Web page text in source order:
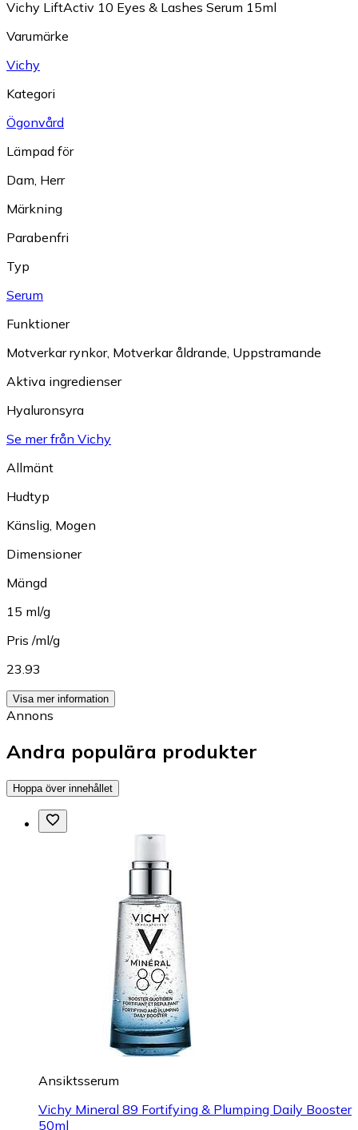
Vichy LiftActiv 10 Eyes & Lashes Serum 15ml
Varumärke
Vichy
Kategori
Ögonvård
Lämpad för
Dam, Herr
Märkning
Parabenfri
Typ
Serum
Funktioner
Motverkar rynkor, Motverkar åldrande, Uppstramande
Aktiva ingredienser
Hyaluronsyra
Se mer från Vichy
Allmänt
Hudtyp
Känslig, Mogen
Dimensioner
Mängd
15 ml/g
Pris /ml/g
23.93
Visa mer information
Annons
Andra populära produkter
Hoppa över innehållet
Ansiktsserum
Vichy Mineral 89 Fortifying & Plumping Daily Booster
50ml